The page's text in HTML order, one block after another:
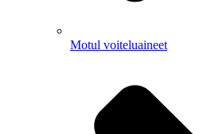
Motul voiteluaineet